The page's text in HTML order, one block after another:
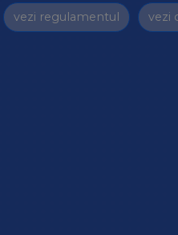
vezi regulamentul vezi